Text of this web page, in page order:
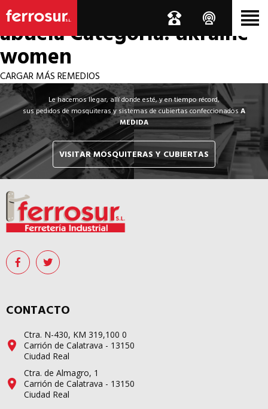
Los por si acaso de la
abuelaCategoría: ukraine
women
CARGAR MÁS REMEDIOS
Le hacemos llegar, allí donde esté, y en tiempo récord,
sus pedidos de mosquiteras y sistemas de cubiertas confeccionadosA
MEDIDA
VISITAR MOSQUITERAS Y CUBIERTAS
CONTACTO
Ctra. N-430, KM 319,100 0
Carrión de Calatrava - 13150
Ciudad Real
Ctra. de Almagro, 1
Carrión de Calatrava - 13150
Ciudad Real